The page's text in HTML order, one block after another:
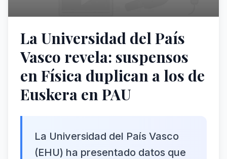
La Universidad del País
Vasco revela: suspensos
en Física duplican a los de
Euskera en PAU
La Universidad del País Vasco
(EHU) ha presentado datos que